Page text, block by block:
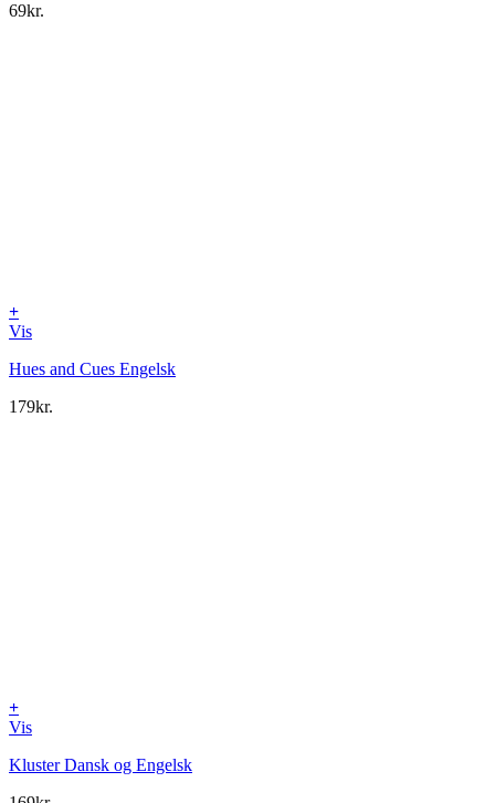
69kr.
+
Vis
Hues and Cues Engelsk
179kr.
+
Vis
Kluster Dansk og Engelsk